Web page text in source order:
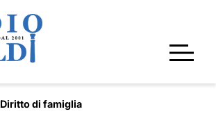
Diritto di famiglia